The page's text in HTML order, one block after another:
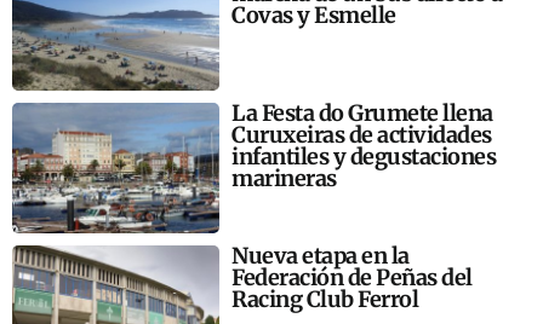
Covas y Esmelle
La Festa do Grumete llena
Curuxeiras de actividades
infantiles y degustaciones
marineras
Nueva etapa en la
Federación de Peñas del
Racing Club Ferrol